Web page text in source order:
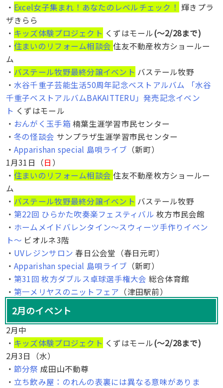
・ Excel女子集まれ！あなたのレベルチェック！ 輝きプラ
ザきらら
・ キッズ体験プロジェクト くずはモール(〜2/28まで)
・ 住まいのリフォーム相談会 住友不動産枚方ショールー
ム
・ バステール牧野最終分譲イベント バステール牧野
・ 水谷千重子芸能生活50周年記念ベストアルバム 「水谷
千重子ベストアルバムBAKAITTERU」発売記念イベン
ト くずはモール
・ おんがく玉手箱楠葉生涯学習市民センター
・ 冬の怪談会 サンプラザ生涯学習市民センター
・ Apparishan special 島唄ライブ （新町）
1月31日（日 ）
・ 住まいのリフォーム相談会 住友不動産枚方ショールー
ム
・ バステール牧野最終分譲イベント バステール牧野
・ 第22回 ひらかた吹奏楽フェスティバル 枚方市民会館
・ ホームメイドバレンタイン〜スウィーツ手作りイベン
ト〜 ビオルネ3階
・ UVレジンサロン 春日公会堂（春日元町）
・ Apparishan special 島唄ライブ （新町）
・ 第31回 枚方ダブルス卓球選手権大会 総合体育館
・ 第一メリヤスのニットフェア （津田駅前）
2月のイベント
2月中
・ キッズ体験プロジェクト くずはモール(〜2/28まで)
2月3日（水）
・ 節分祭 成田山不動尊
・ 立ち飲み屋：のれんの表裏には異なる意味がありま